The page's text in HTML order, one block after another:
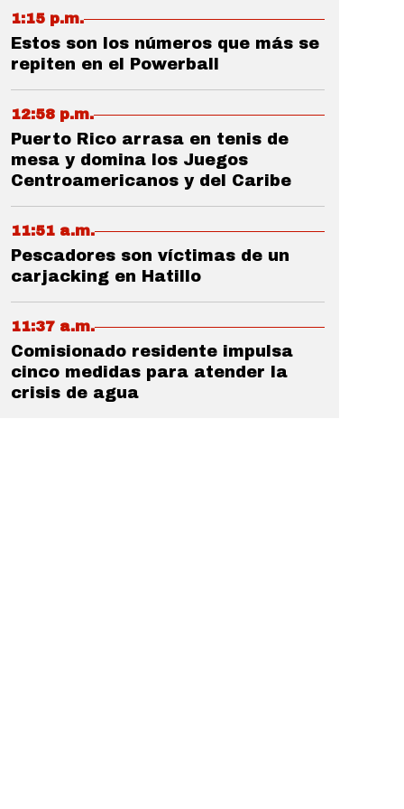
1:15 p.m.
Estos son los números que más se
repiten en el Powerball
12:58 p.m.
Puerto Rico arrasa en tenis de
mesa y domina los Juegos
Centroamericanos y del Caribe
11:51 a.m.
Pescadores son víctimas de un
carjacking en Hatillo
11:37 a.m.
Comisionado residente impulsa
cinco medidas para atender la
crisis de agua